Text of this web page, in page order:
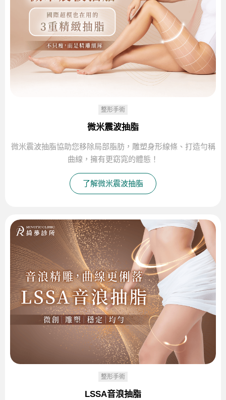
整形手術
微米震波抽脂
微米震波抽脂協助您移除局部脂肪，雕塑身形線條、打造勻稱
曲線，擁有更窈窕的體態！
了解微米震波抽脂
整形手術
LSSA音浪抽脂